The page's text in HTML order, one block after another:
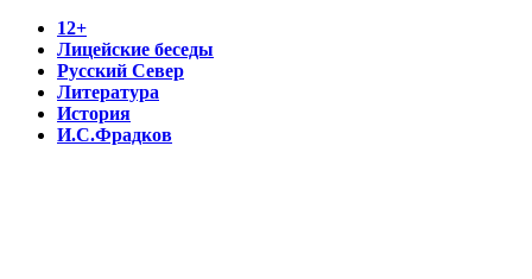
12+
Лицейские беседы
Русский Север
Литература
История
И.С.Фрадков